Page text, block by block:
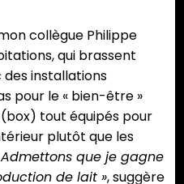
collègue Philippe
qui brassent
des installations
pour le « bien-être »
tout équipés pour
plutôt que les
Admettons que je gagne
de lait », suggère